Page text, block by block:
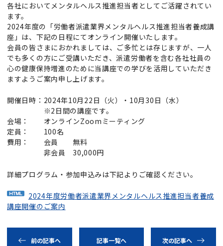
各社においてメンタルヘルス推進担当者としてご活躍されてい
ます。
2024年度の「労働者派遣業界メンタルヘルス推進担当者養成講
座」は、下記の日程にてオンライン開催いたします。
会員の皆さまにおかれましては、ご多忙とは存じますが、一人
でも多くの方にご受講いただき、派遣労働者を含む各社社員の
心の健康保持増進のために当講座での学びを活用していただき
ますようご案内申し上げます。
開催日時：2024年10月 22 日（火）・ 10月 30 日（水）
※2日間の講座です。
会場： オンラインZoomミーティング
定員： 100名
費用： 会員 無料
非会員 30,000円
詳細プログラム・参加申込みは下記よりご確認ください。
2024年度労働者派遣業界メンタルヘルス推進担当者養成
講座開催のご案内
前の記事へ 記事一覧へ 次の記事へ